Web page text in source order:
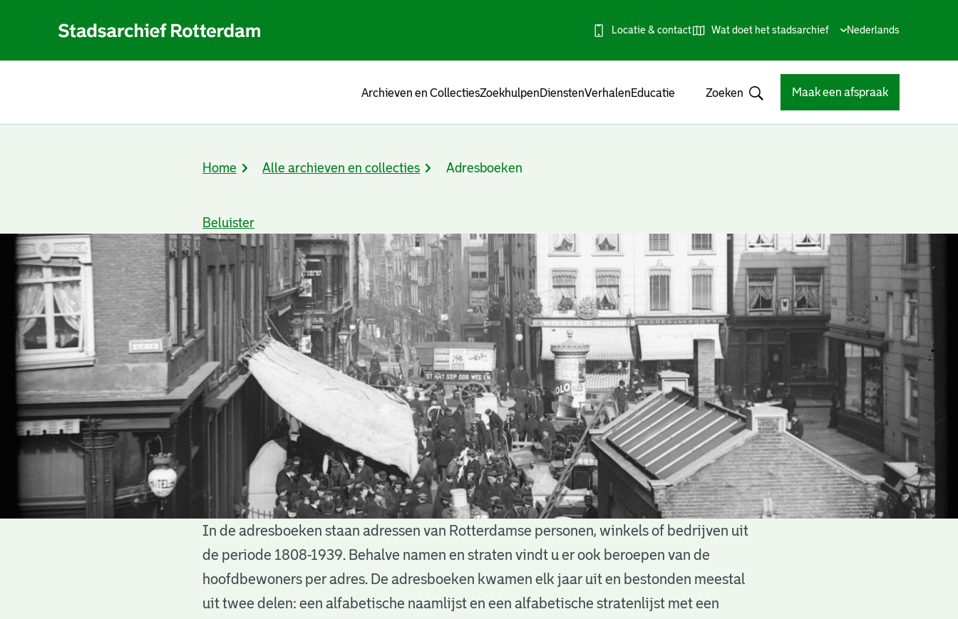
Locatie & contact Wat doet het stadsarchief
Huidige
Nederlands
Archieven en CollectiesZoekhulpenDienstenVerhalenEducatie Zoeken Maak een afspraak
Kruimelpad
Home Alle archieven en collecties Adresboeken
Beluister
AdresboekenIn de adresboeken staan adressen van Rotterdamse personen, winkels of bedrijven uit
de periode 1808-1939. Behalve namen en straten vindt u er ook beroepen van de
hoofdbewoners per adres. De adresboeken kwamen elk jaar uit en bestonden meestal
uit twee delen: een alfabetische naamlijst en een alfabetische stratenlijst met een